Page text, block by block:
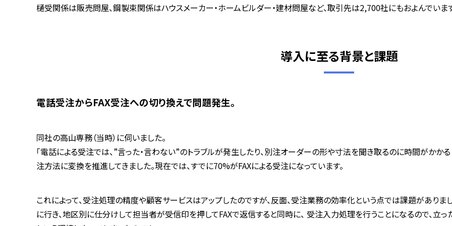
樋受関係は販売問屋、鋼製束関係はハウスメーカー・ホームビルダー・建材問屋など、取引先は2,700社にもおよんでいま
導入に至る背景と課題
電話受注からFAX受注への切り換えで問題発生。
同社の高山専務（当時）に伺いました。
「電話による受注では、”言った・言わない”のトラブルが発生したり、別注オーダーの形や寸法を聞き取るのに時間がかか
注方法に変換を推進してきました。現在では、すでに70%がFAXによる受注になっています。
これによって、受注処理の精度や顧客サービスはアップしたのですが、反面、受注業務の効率化という点では課題があり
に行き、地区別に仕分けして担当者が受信印を押してFAXで返信すると同時に、 受注入力処理を行うことになるので、立